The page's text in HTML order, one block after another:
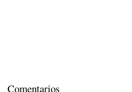
Comentarios